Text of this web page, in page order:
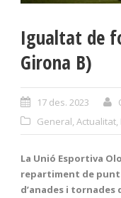
Igualtat de
Girona B)
17 des. 2023
General, Actualitat,
La Unió Esportiva
repartiment de
d’anades i tornades